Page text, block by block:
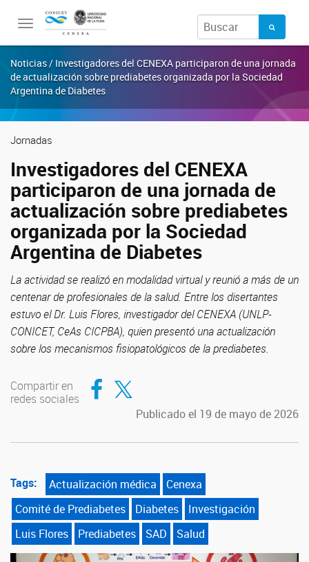
Toggle
Noticias / Investigadores del CENEXA participaron de una jornada
de actualización sobre prediabetes organizada por la Sociedad
Argentina de Diabetes
Jornadas
Investigadores del CENEXA
participaron de una jornada de
actualización sobre prediabetes
organizada por la Sociedad
Argentina de Diabetes
La actividad se realizó en modalidad virtual y reunió a más de un
centenar de profesionales de la salud. Entre los disertantes
estuvo el Dr. Luis Flores, investigador del CENEXA (UNLP-
CONICET, CeAs CICPBA), quien presentó una actualización
sobre los mecanismos fisiopatológicos de la prediabetes.
Compartir en
redes sociales
Compartir en Facebook
Compartir en Twitter
Publicado el 19 de mayo de 2026
Tags: Actualización médica
Cenexa
Comité de Prediabetes
Diabetes
Investigación
Luis Flores
Prediabetes SAD Salud